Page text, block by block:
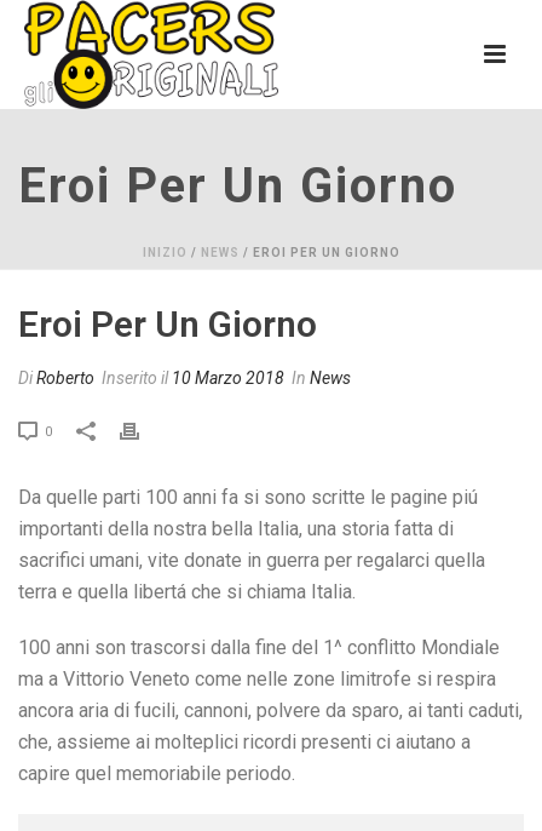
Eroi Per Un Giorno
INIZIO / NEWS / EROI PER UN GIORNO
Eroi Per Un Giorno
DiRoberto Inserito il10 Marzo 2018 In News
0
Da quelle parti 100 anni fa si sono scritte le pagine piú
importanti della nostra bella Italia, una storia fatta di
sacrifici umani, vite donate in guerra per regalarci quella
terra e quella libertá che si chiama Italia.
100 anni son trascorsi dalla fine del 1^ conflitto Mondiale
ma a Vittorio Veneto come nelle zone limitrofe si respira
ancora aria di fucili, cannoni, polvere da sparo, ai tanti caduti,
che, assieme ai molteplici ricordi presenti ci aiutano a
capire quel memoriabile periodo.